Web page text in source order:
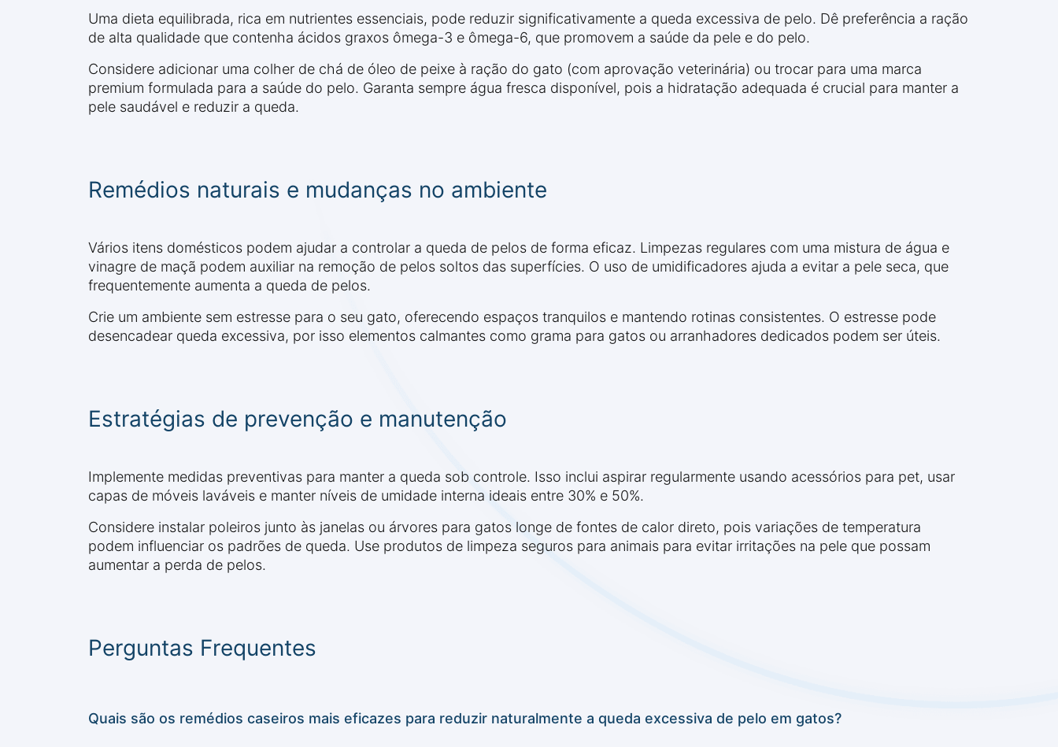
Uma dieta equilibrada, rica em nutrientes essenciais, pode reduzir significativamente a queda excessiva de pelo. Dê preferência a ração
de alta qualidade que contenha ácidos graxos ômega-3 e ômega-6, que promovem a saúde da pele e do pelo.
Considere adicionar uma colher de chá de óleo de peixe à ração do gato (com aprovação veterinária) ou trocar para uma marca
premium formulada para a saúde do pelo. Garanta sempre água fresca disponível, pois a hidratação adequada é crucial para manter a
pele saudável e reduzir a queda.
Remédios naturais e mudanças no ambiente
Vários itens domésticos podem ajudar a controlar a queda de pelos de forma eficaz. Limpezas regulares com uma mistura de água e
vinagre de maçã podem auxiliar na remoção de pelos soltos das superfícies. O uso de umidificadores ajuda a evitar a pele seca, que
frequentemente aumenta a queda de pelos.
Crie um ambiente sem estresse para o seu gato, oferecendo espaços tranquilos e mantendo rotinas consistentes. O estresse pode
desencadear queda excessiva, por isso elementos calmantes como grama para gatos ou arranhadores dedicados podem ser úteis.
Estratégias de prevenção e manutenção
Implemente medidas preventivas para manter a queda sob controle. Isso inclui aspirar regularmente usando acessórios para pet, usar
capas de móveis laváveis e manter níveis de umidade interna ideais entre 30% e 50%.
Considere instalar poleiros junto às janelas ou árvores para gatos longe de fontes de calor direto, pois variações de temperatura
podem influenciar os padrões de queda. Use produtos de limpeza seguros para animais para evitar irritações na pele que possam
aumentar a perda de pelos.
Perguntas Frequentes
Quais são os remédios caseiros mais eficazes para reduzir naturalmente a queda excessiva de pelo em gatos?